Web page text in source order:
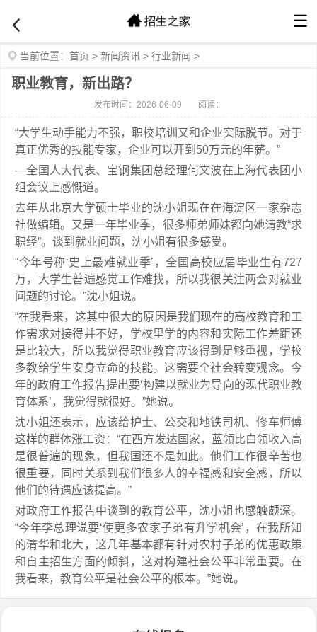
☰
当前位置： 首页 > 新闻资讯 > 行业新闻 >
职业教育，新出路？
发布时间：2026-06-09 阅读：
“大学生动手能力不强，职校培训又和企业实际脱节。对于
真正优秀的技能专家，企业可以开到50万元的年薪。”
—全国人大代表、宝钢集团总经理何文波在上海代表团小
组会议上感慨道。
去年从北京大学硕士毕业的沈小姐现在在海淀区一家杂志
社做编辑。又是一年毕业季，很多师弟师妹都向她请教“求
职经”。谈到就业问题，沈小姐有很多感受。
“今年号称‘史上最难就业季’，全国高校应届毕业生有727
万，大学生普遍感觉工作难找，所以我很关注两会对就业
问题的讨论。”沈小姐说。
“在我看来，这其中很大的原因是我们现在的高校教育和工
作需求对接得并不好，学校里学的内容和实际工作差距还
是比较大，所以我觉得职业教育应该得到足够重视，学校
多教给学生安身立命的技能。这需要全社会转变观念。今
年的政府工作报告提出要‘构建以就业为导向的现代职业教
育体系’，我觉得就很好。”她说。
沈小姐还表示，应该给护士、公交和地铁司机、修车师傅
这样的群体涨工资：“在西方发达国家，蓝领比白领收入高
是很普遍的现象，但我国还不是如此。他们工作很辛苦也
很重要，同时关系到我们很多人的幸福感和安全感，所以
他们的待遇应该提高。”
对政府工作报告中谈到的教育公平，沈小姐也感触颇深。
“今年李总理说要‘使更多农家子弟有升学机会’，在我所知
的清华和北大，这几年基本都有针对农村子弟的优惠政策
和自主招生方面的倾斜，这对构建社会公平非常重要。在
我看来，教育公平是社会公平的根本。”她说。